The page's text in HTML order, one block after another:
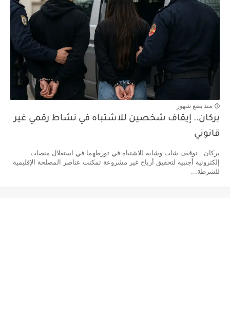
منذ بضع شهور
بركان.. إيقاف شخصين للاشتباه في نشاط رقمي غير
قانوني
بركان.. توقيف شاب وشابة للاشتباه في تورطهما في استغلال منصات
إلكترونية أجنبية لتحقيق أرباح غير مشروعة تمكنت عناصر المصلحة الإقليمية
للشرطة...